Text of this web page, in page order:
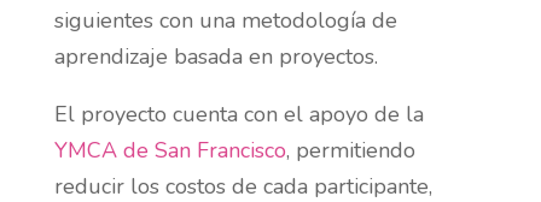
siguientes con una metodología de
aprendizaje basada en proyectos.
El proyecto cuenta con el apoyo de la
YMCA de San Francisco, permitiendo
reducir los costos de cada participante,